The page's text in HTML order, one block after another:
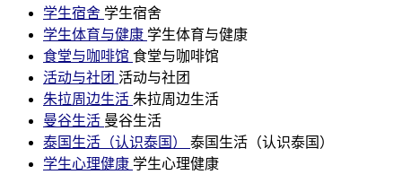
学生宿舍 学生宿舍
学生体育与健康 学生体育与健康
食堂与咖啡馆 食堂与咖啡馆
活动与社团 活动与社团
朱拉周边生活 朱拉周边生活
曼谷生活 曼谷生活
泰国生活（认识泰国） 泰国生活（认识泰国）
学生心理健康 学生心理健康